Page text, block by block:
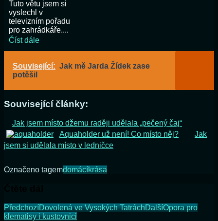
Tuto větu jsem si
vyslechl v
televizním pořadu
pro zahrádkáře....
Číst dále
Související: Jak mě Jarda Žídek zase
potěšil
Související články:
Jak jsem místo džemu raději udělala „pečený čaj“
Aquaholder už není! Co místo něj?
Jak
jsem si udělala místo v ledničce
Označeno tagemdomácíkrása
PředchozíDovolená ve Vysokých TatráchDalšíOpora pro
klematisy i kustovnici